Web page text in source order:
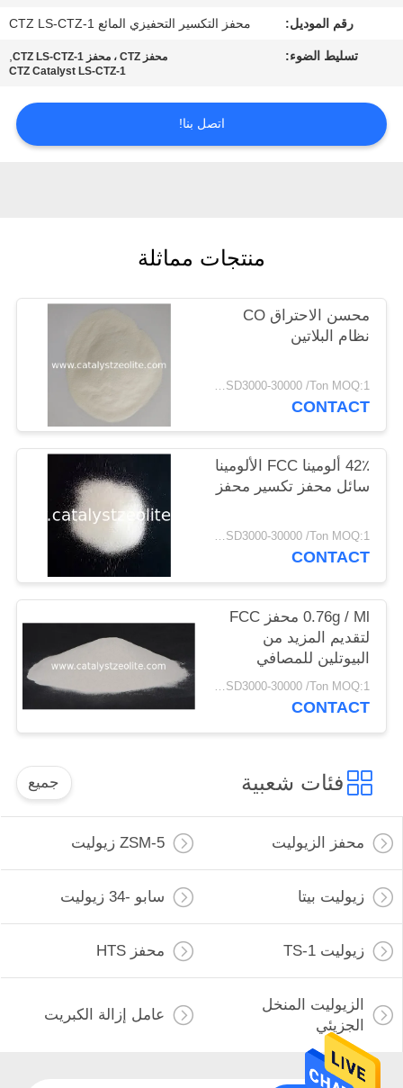
أخبار
حالات
POLICY
رقم الموديل: محفز التكسير التحفيزي المائع CTZ LS-CTZ-1
تسليط الضوء: محفز CTZ ، محفز CTZ LS-CTZ-1 ,
CTZ Catalyst LS-CTZ-1
اتصل بنا!
منتجات مماثلة
محسن الاحتراق CO
نظام البلاتين
USD3000-30000 /Ton MOQ:1 كغم
CONTACT
42٪ ألومينا FCC الألومينا
سائل محفز تكسير محفز
USD3000-30000 /Ton MOQ:1 كغم
CONTACT
0.76g / Ml محفز FCC
لتقديم المزيد من
البيوتلين للمصافي
USD3000-30000 /Ton MOQ:1 كغم
CONTACT
فئات شعبية جميع
محفز الزيوليت ZSM-5 زيوليت
زيوليت بيتا سابو -34 زيوليت
زيوليت TS-1 محفز HTS
الزيوليت المنخل
الجزيئي
عامل إزالة الكبريت